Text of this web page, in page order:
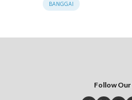
BANGGAI
Follow Our